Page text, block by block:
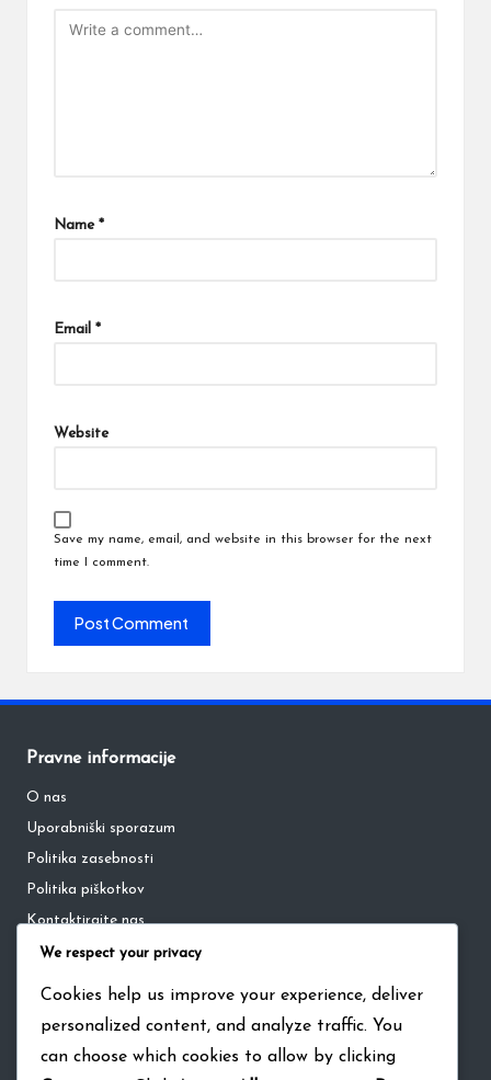
Name *
Email *
Website
Save my name, email, and website in this browser for the next
time I comment.
Pravne informacije
O nas
Uporabniški sporazum
Politika zasebnosti
Politika piškotkov
Kontaktirajte nas
Kategorije
Dinamika ekipe v bejzbolu
Etiquette v bejzbolu
We respect your privacy
Cookies help us improve your experience, deliver
personalized content, and analyze traffic. You
can choose which cookies to allow by clicking